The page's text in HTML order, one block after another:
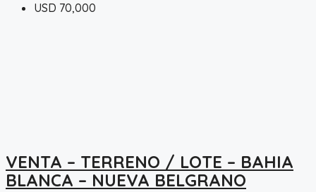
USD 70,000
VENTA – TERRENO / LOTE – BAHIA
BLANCA – NUEVA BELGRANO